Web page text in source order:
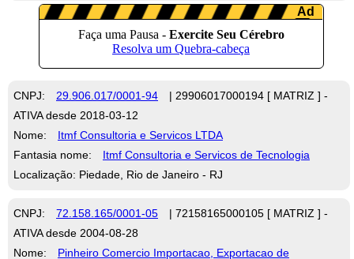
CNPJ: 29.906.017/0001-94
| 29906017000194 [ MATRIZ ] -
ATIVA desde 2018-03-12
Nome:
Itmf Consultoria e Servicos LTDA
Fantasia nome:
Itmf Consultoria e Servicos de Tecnologia
Localização: Piedade, Rio de Janeiro - RJ
CNPJ: 72.158.165/0001-05
| 72158165000105 [ MATRIZ ] -
ATIVA desde 2004-08-28
Nome:
Pinheiro Comercio Importacao, Exportacao de